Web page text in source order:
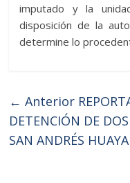
imputado y la
disposición de la
determine lo
← Anterior
DETENCIÓN DE
SAN ANDRÉS